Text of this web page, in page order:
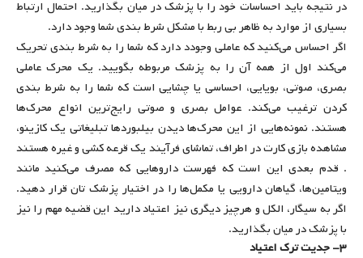
در نتیجه باید احساسات خود را با پزشک در میان بگذارید. احتمال ارتباط
بسیاری از موارد به ظاهر بی ربط با مشکل شرط بندی شما وجود دارد.
اگر احساس می‌کنید که عاملی وجودد دارد که شما را به شرط بندی تحریک
می‌کند اول از همه آن را به پزشک مربوطه بگویید. یک محرک عاملی
بصری، صوتی، بویایی، احساسی یا چشایی است که شما را به شرط بندی
کردن ترغیب می‌کند. عوامل بصری و صوتی رایج‌ترین انواع محرک‌ها
هستند. نمونه‌هایی از این محرک‌ها دیدن بیلبوردها تبلیغاتی یک کازینو،
مشاهده بازی کارت در اطراف، تماشای فرآیند یک قرعه کشی و غیره هستند
. قدم بعدی این است که فهرست داروهایی که مصرف می‌کنید مانند
ویتامین‌ها، گیاهان دارویی یا مکمل‌ها را در اختیار پزشک تان قرار دهید.
اگر به سیگار، الکل و هرچیز دیگری نیز اعتیاد دارید این قضیه مهم را نیز
با پزشک در میان بگذارید.
۳- جدیت ترک اعتیاد